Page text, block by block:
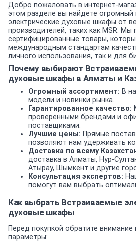
Добро пожаловать в интернет-
этом разделе вы найдете
электрические духовые шкафы от
производителей, таких как MSR. Мы
сертифицированные товары,
международным стандартам
личного использования, так и для
Почему выбирают
духовые шкафы в Алматы и
Огромный ассортимент: В
модели и новинки рынка.
Гарантированное качество:
проверенными брендами и
поставщиками.
Лучшие цены: Прямые
позволяют нам удерживать
Доставка по всему
доставка в Алматы, Нур-
Атырау, Шымкент и другие
Консультация экспертов:
помогут вам выбрать
Как выбрать Встраиваемые
духовые шкафы
Перед покупкой обратите
параметры: